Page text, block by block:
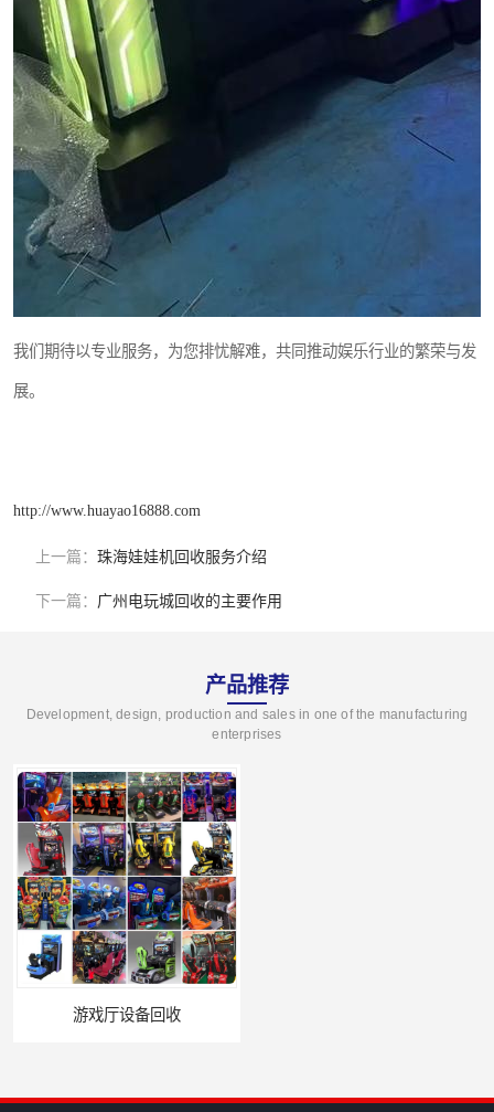
我们期待以专业服务，为您排忧解难，共同推动娱乐行业的繁荣与发
展。
http://www.huayao16888.com
上一篇： 珠海娃娃机回收服务介绍
下一篇： 广州电玩城回收的主要作用
产品推荐
Development, design, production and sales in one of the manufacturing
enterprises
游戏厅设备回收